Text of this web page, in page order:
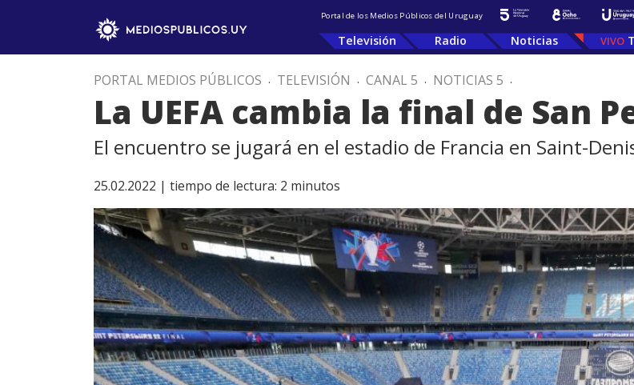
Portal de los Medios Públicos del Uruguay
Televisión Radio Noticias
PORTAL MEDIOS PÚBLICOS . TELEVISIÓN . CANAL 5 . NOTICIAS 5 .
La UEFA cambia la final de San
El encuentro se jugará en el estadio de Francia en Saint-
25.02.2022 | tiempo de lectura: 2 minutos